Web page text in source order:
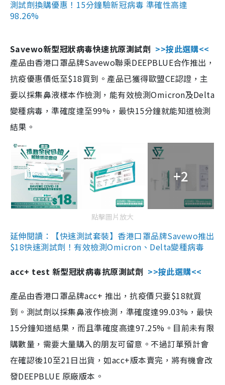
測試劑換購優惠！15分鐘驗新冠病毒 準確性高達
98.26%
Savewo新型冠狀病毒快速抗原測試劑 >>按此選購<<
產品由香港口罩品牌Savewo聯乘DEEPBLUE合作推出，
抗疫優惠價低至$18買到。產品已獲得歐盟CE認證，主
要以採集鼻液樣本作檢測，能有效檢測Omicron及Delta
變種病毒，準確度達至99%，最快15分鐘就能知道檢測
結果。
+2
點擊圖片放大
延伸閱讀：【快速測試套裝】香港口罩品牌Savewo推出
$18快速測試劑！有效檢測Omicron、Delta變種病毒
acc+ test 新型冠狀病毒抗原測試劑 >>按此選購<<
產品由香港口罩品牌acc+ 推出，抗疫價只要$18就買
到。測試劑以採集鼻液作檢測，準確度達99.03%，最快
15分鐘知道結果，而且準確度高達97.25%。目前未有限
購數量，需要大量購入的朋友可留意。不過訂單預計會
在確認後10至21日出貨，如acc+版本賣完，將有機會改
發DEEPBLUE 原廠版本。